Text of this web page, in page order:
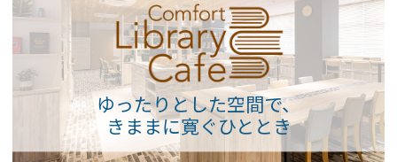
空室検索
会員特典のご案内
会員登録 ログイン
ゆったりとした空間で、
きままに寛ぐひととき